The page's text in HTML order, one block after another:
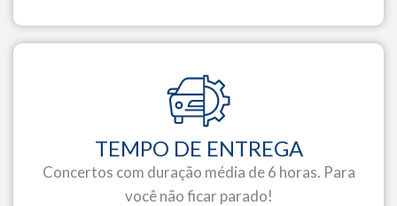
TEMPO DE ENTREGA
Concertos com duração média de 6 horas. Para
você não ficar parado!